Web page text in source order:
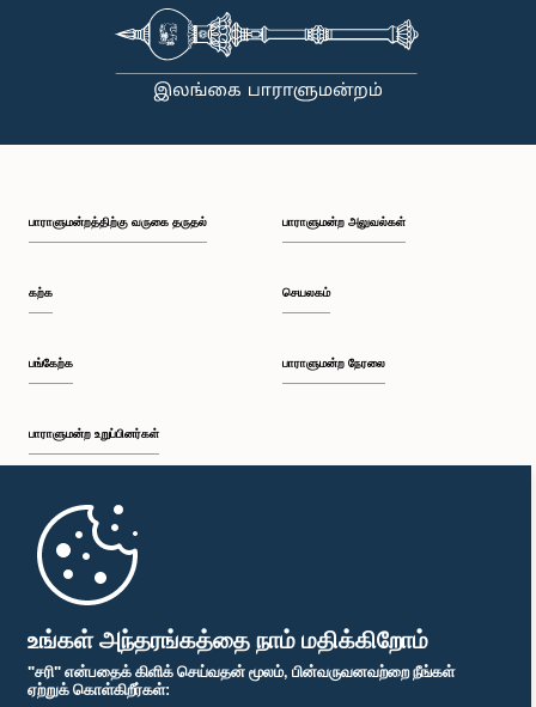
உங்கள் அந்தரங்கத்தை நாம் மதிக்கிறோம்
"சரி" என்பதைக் கிளிக் செய்வதன் மூலம், பின்வருவனவற்றை நீங்கள்
ஏற்றுக் கொள்கிறீர்கள்:
பாராளுமன்றத்திற்கு வருகை தருதல்
கற்க
பங்கேற்க
பாராளுமன்ற உறுப்பினர்கள்
முதற்பக்கம்
பாராளுமன்ற அலுவல்கள்
செயலகம்
பாராளுமன்ற நேரலை
பாராளுமன்ற கையடக்க செயலி